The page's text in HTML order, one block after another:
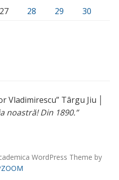
27 28 29 30
Târgu Jiu │
noastră! Din 1890.”
WordPress Theme by